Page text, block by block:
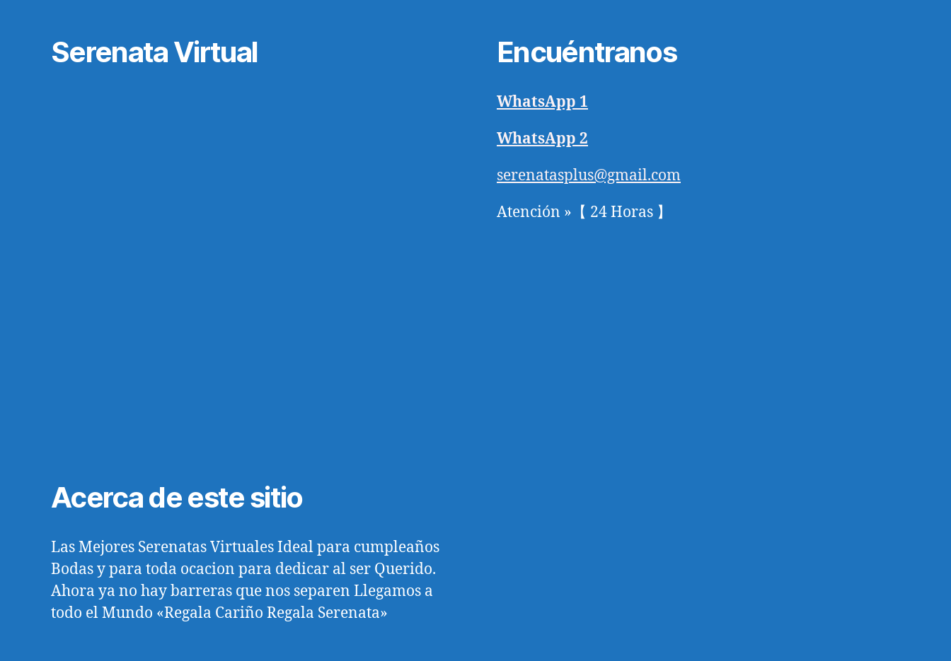
Serenata Virtual
Acerca de este sitio
Las Mejores Serenatas Virtuales Ideal para cumpleaños
Bodas y para toda ocacion para dedicar al ser Querido.
Ahora ya no hay barreras que nos separen Llegamos a
todo el Mundo «Regala Cariño Regala Serenata»
Encuéntranos
WhatsApp 1
WhatsApp 2
serenatasplus@gmail.com
Atención »【 24 Horas 】